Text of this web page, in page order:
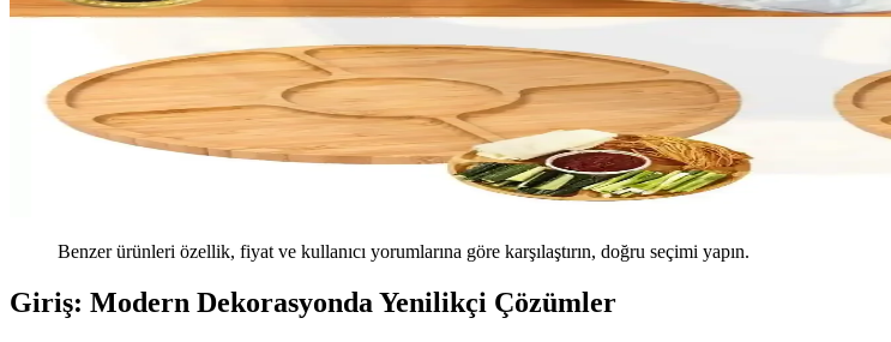
Benzer ürünleri özellik, fiyat ve kullanıcı yorumlarına göre karşılaştırın, doğru seçimi yapın.
Giriş: Modern Dekorasyonda Yenilikçi Çözümler